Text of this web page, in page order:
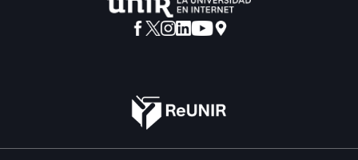
implementado por la normativa procesal ecuatoriana.